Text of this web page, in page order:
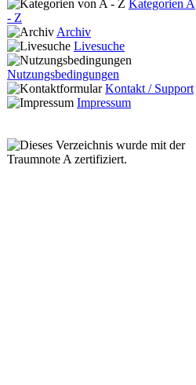
Kategorien A
- Z
Archiv
Livesuche
Nutzungsbedingungen
Kontakt / Support
Impressum